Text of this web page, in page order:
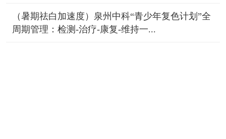
（暑期祛白加速度）泉州中科“青少年复色计划”全
周期管理：检测-治疗-康复-维持一...